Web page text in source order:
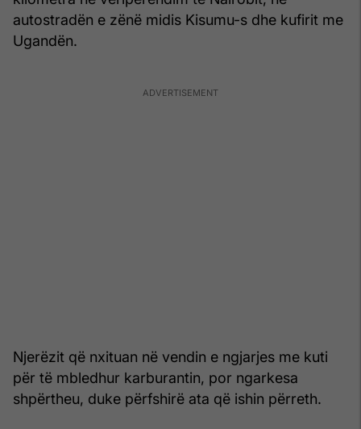
autostradën e zënë midis Kisumu-s dhe kufirit me
Ugandën.
Njerëzit që nxituan në vendin e ngjarjes me kuti
për të mbledhur karburantin, por ngarkesa
shpërtheu, duke përfshirë ata që ishin përreth.